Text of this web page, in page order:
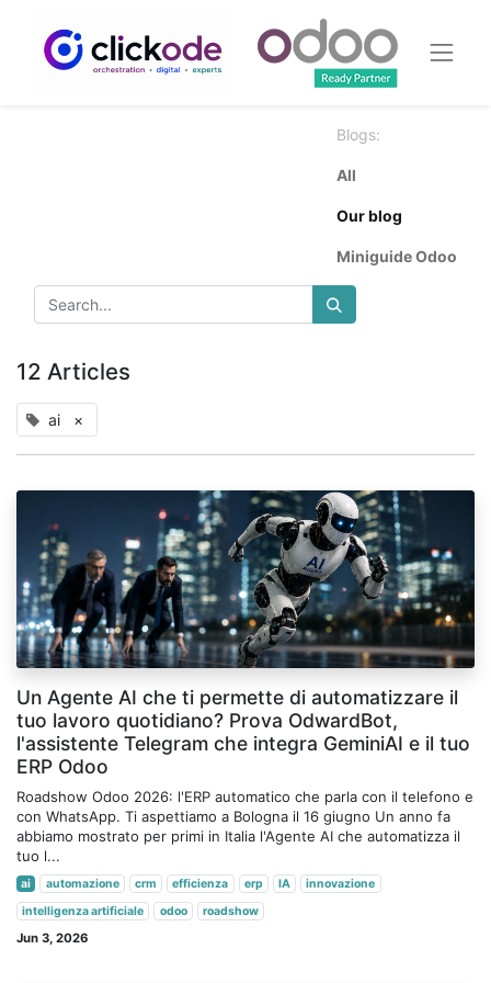
Blogs:
All
Our blog
Miniguide Odoo
12 Articles
ai ×
Un Agente AI che ti permette di automatizzare il
tuo lavoro quotidiano? Prova OdwardBot,
l'assistente Telegram che integra GeminiAI e il tuo
ERP Odoo
Roadshow Odoo 2026: l'ERP automatico che parla con il telefono e
con WhatsApp. Ti aspettiamo a Bologna il 16 giugno Un anno fa
abbiamo mostrato per primi in Italia l'Agente AI che automatizza il
tuo l...
ai automazione crm efficienza erp IA
innovazione
intelligenza artificiale
odoo roadshow
Jun 3, 2026